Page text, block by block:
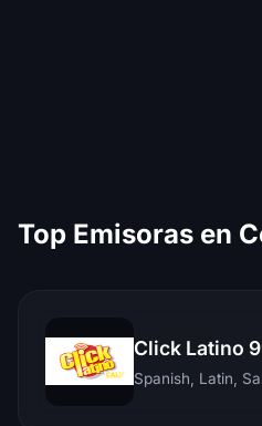
Top Emisoras en
Click Latino
Spanish, Latin,